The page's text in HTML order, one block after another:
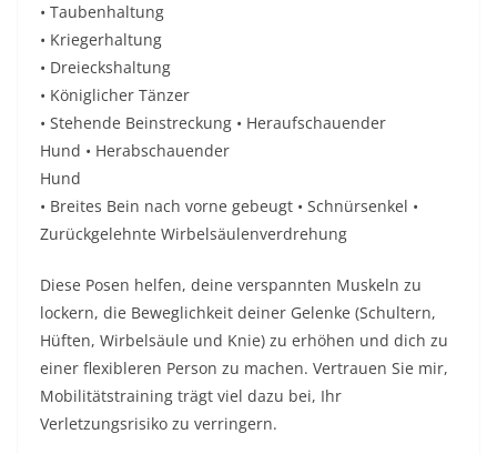
• Taubenhaltung
• Kriegerhaltung
• Dreieckshaltung
• Königlicher Tänzer
• Stehende Beinstreckung • Heraufschauender
Hund • Herabschauender
Hund
• Breites Bein nach vorne gebeugt • Schnürsenkel •
Zurückgelehnte Wirbelsäulenverdrehung
Diese Posen helfen, deine verspannten Muskeln zu
lockern, die Beweglichkeit deiner Gelenke (Schultern,
Hüften, Wirbelsäule und Knie) zu erhöhen und dich zu
einer flexibleren Person zu machen. Vertrauen Sie mir,
Mobilitätstraining trägt viel dazu bei, Ihr
Verletzungsrisiko zu verringern.